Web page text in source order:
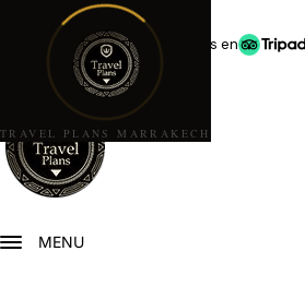
TRAVEL PLANS MARRAKECH
★★★★★5,0 estrellas en
MENU